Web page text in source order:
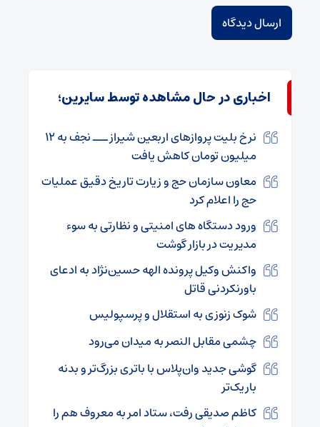
اخباری در حال مشاهده توسط سایرین؛
نرخ بلیت پروازهای اربعین شیراز ـــ نجف به ۱۲
میلیون تومان کاهش یافت
معاون سازمان حج و زیارت تاریخ دقیق عملیات
حج را اعلام کرد
ورود دستگاه های امنیتی و نظارتی به سوء
مدیریت در بازار گوشت
واکنش وکیل پرونده الهه حسین‌نژاد به ادعای
باورنکردنی قاتل
شوک زنوزی به استقلال و پرسپولیس
چشمی مقابل النصر به میدان می‌رود
گوشی جدید وان‌پلاس با باتری بزرگ‌تر و بدنه
باریک‌تر
کاظم صدیقی رفت، ستاد امر به معروف هم را